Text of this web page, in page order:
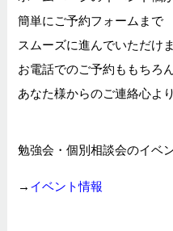
簡単にご予約フォームまで
スムーズに進んでいただけま
お電話でのご予約ももちろ
あなた様からのご連絡心よ
勉強会・個別相談会のイベ
→ イベント情報